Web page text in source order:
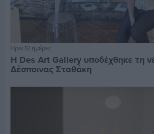
Πριν 12 ημέρες
Η Des Art Gallery υποδέχθηκε τη
Δέσποινας Σταθάκη